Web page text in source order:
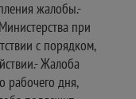
жалобы.-
при
с порядком,
Жалоба
рабочего дня,